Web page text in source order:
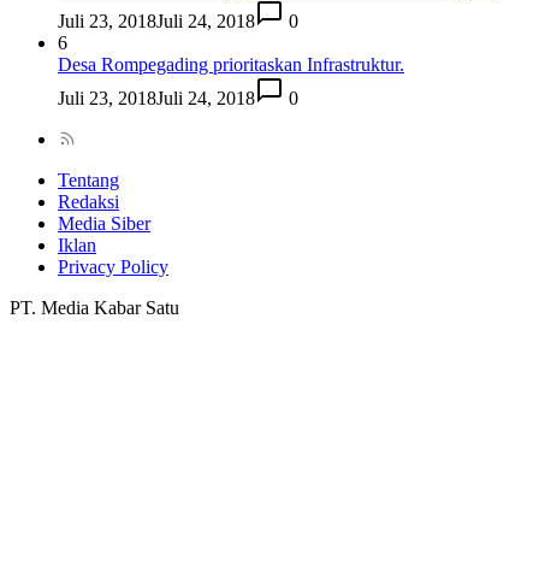
Juli 23, 2018Juli 24, 2018
0
6
Desa Rompegading prioritaskan Infrastruktur.
Juli 23, 2018Juli 24, 2018 0
Tentang
Redaksi
Media Siber
Iklan
Privacy Policy
PT. Media Kabar Satu